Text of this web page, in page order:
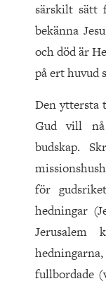
särskilt sätt
bekänna
och död är
på ert huvud
Den yttersta
Gud vill nå
budskap.
för
hedningar
fullbordade